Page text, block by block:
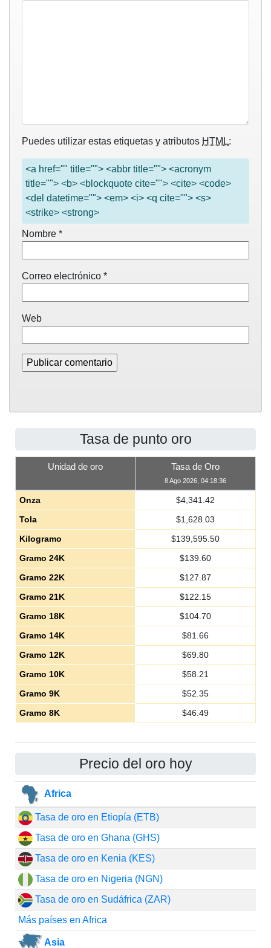
Puedes utilizar estas etiquetas y atributos HTML:
<a href="" title=""> <abbr title=""> <acronym
title=""> <b> <blockquote cite=""> <cite> <code>
<del datetime=""> <em> <i> <q cite=""> <s>
<strike> <strong>
Nombre *
Correo electrónico *
Web
Tasa de punto oro
Unidad de oro Tasa de Oro
8 Ago 2026, 04:18:36
Onza $4,341.42
Tola
$1,628.03
Kilogramo
$139,595.50
Gramo 24K
$139.60
Gramo 22K
$127.87
Gramo 21K
$122.15
Gramo 18K
$104.70
Gramo 14K
$81.66
Gramo 12K
$69.80
Gramo 10K
$58.21
Gramo 9K
$52.35
Gramo 8K
$46.49
Precio del oro hoy
Africa
Tasa de oro en Etiopía (ETB)
Tasa de oro en Ghana (GHS)
Tasa de oro en Kenia (KES)
Tasa de oro en Nigeria (NGN)
Tasa de oro en Sudáfrica (ZAR)
Más países en Africa
Asia